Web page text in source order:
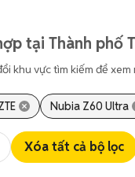
tại Thành phố
khu vực tìm kiếm để
Nubia Z60 Ultra
Xóa tất cả bộ lọc